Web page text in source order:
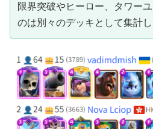
限界突破やヒーロー、タワー
のは別々のデッキとして集計